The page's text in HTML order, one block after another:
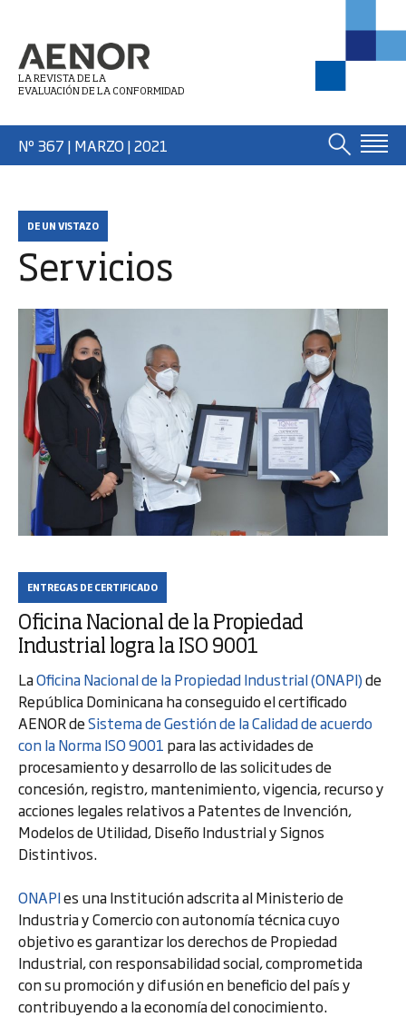
LA REVISTA DE LA
EVALUACIÓN DE LA CONFORMIDAD
Nº 367 | MARZO| 2021
DE UN VISTAZO
Servicios
ENTREGAS DE CERTIFICADO
Oficina Nacional de la Propiedad
Industrial logra la ISO 9001
LaOficina Nacional de la Propiedad Industrial (ONAPI)de
República Dominicana ha conseguido el certificado
AENOR deSistema de Gestión de la Calidad de acuerdo
con la Norma ISO 9001 para las actividades de
procesamiento y desarrollo de las solicitudes de
concesión, registro, mantenimiento, vigencia, recurso y
acciones legales relativos a Patentes de Invención,
Modelos de Utilidad, Diseño Industrial y Signos
Distintivos.
ONAPIes una Institución adscrita al Ministerio de
Industria y Comercio con autonomía técnica cuyo
objetivo es garantizar los derechos de Propiedad
Industrial, con responsabilidad social, comprometida
con su promoción y difusión en beneficio del país y
contribuyendo a la economía del conocimiento.